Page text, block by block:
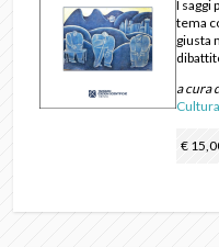
I saggi
tema
giusta
a cura
€